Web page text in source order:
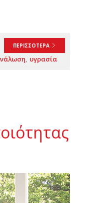
ΠΕΡΙΣΣΟΤΕΡΑ
υγρασία